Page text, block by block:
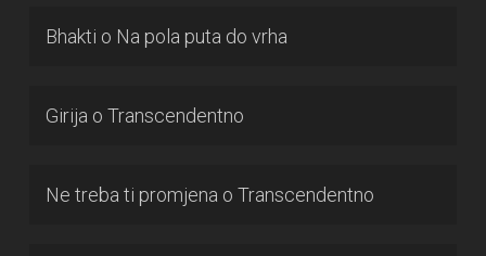
Bhakti o Na pola puta do vrha
Girija o Transcendentno
Ne treba ti promjena o Transcendentno